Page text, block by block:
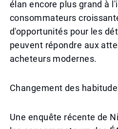
élan encore plus grand à
consommateurs
d'opportunités pour les
peuvent répondre aux
acheteurs modernes.
Changement des
Une enquête récente de